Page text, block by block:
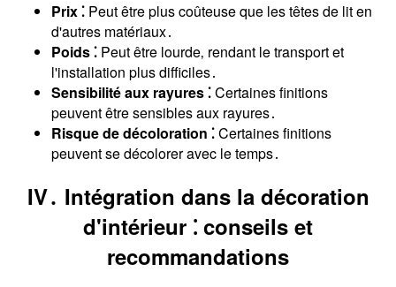
Prix ⁚Peut être plus coûteuse que les têtes de lit en
d'autres matériaux․
Poids ⁚Peut être lourde‚ rendant le transport et
l'installation plus difficiles․
Sensibilité aux rayures ⁚Certaines finitions
peuvent être sensibles aux rayures․
Risque de décoloration ⁚Certaines finitions
peuvent se décolorer avec le temps․
IV․ Intégration dans la décoration
d'intérieur ⁚ conseils et
recommandations